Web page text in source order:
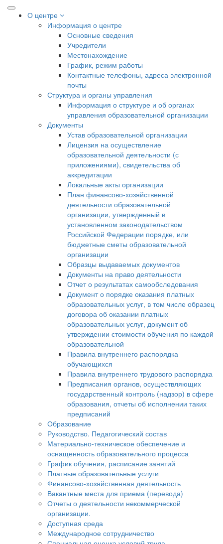
О центре
Информация о центре
Основные сведения
Учредители
Местонахождение
График, режим работы
Контактные телефоны, адреса электронной
почты
Структура и органы управления
Информация о структуре и об органах
управления образовательной организации
Документы
Устав образовательной организации
Лицензия на осуществление
образовательной деятельности (с
приложениями), свидетельства об
аккредитации
Локальные акты организации
План финансово-хозяйственной
деятельности образовательной
организации, утвержденный в
установленном законодательством
Российской Федерации порядке, или
бюджетные сметы образовательной
организации
Образцы выдаваемых документов
Документы на право деятельности
Отчет о результатах самообследования
Документ о порядке оказания платных
образовательных услуг, в том числе образец
договора об оказании платных
образовательных услуг, документ об
утверждении стоимости обучения по каждой
образовательной
Правила внутреннего распорядка
обучающихся
Правила внутреннего трудового распорядка
Предписания органов, осуществляющих
государственный контроль (надзор) в сфере
образования, отчеты об исполнении таких
предписаний
Образование
Руководство. Педагогический состав
Материально-техническое обеспечение и
оснащенность образовательного процесса
График обучения, расписание занятий
Платные образовательные услуги
Финансово-хозяйственная деятельность
Вакантные места для приема (перевода)
Отчеты о деятельности некоммерческой
организации.
Доступная среда
Международное сотрудничество